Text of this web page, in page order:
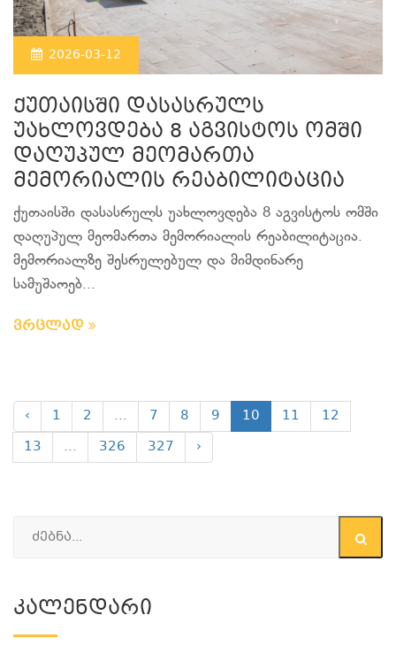
2026-03-12
ქუთაისში დასასრულს
უახლოვდება 8 აგვისტოს ომში
დაღუპულ მეომართა
მემორიალის რეაბილიტაცია
ქუთაისში დასასრულს უახლოვდება 8 აგვისტოს ომში
დაღუპულ მეომართა მემორიალის რეაბილიტაცია.
მემორიალზე შესრულებულ და მიმდინარე
სამუშაოებ...
ვრცლად
‹ 1 2 ... 7 8 9 10 11
12
13
... 326 327 ›
Კალენდარი